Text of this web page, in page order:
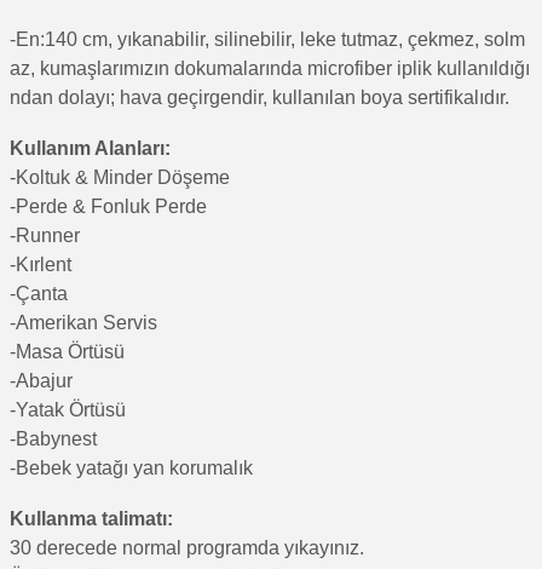
-En:140 cm, yıkanabilir, silinebilir, leke tutmaz, çekmez, solm
az, kumaşlarımızın dokumalarında microfiber iplik kullanıldığı
ndan dolayı; hava geçirgendir, kullanılan boya sertifikalıdır.
Kullanım Alanları:
-Koltuk & Minder Döşeme
-Perde & Fonluk Perde
-Runner
-Kırlent
-Çanta
-Amerikan Servis
-Masa Örtüsü
-Abajur
-Yatak Örtüsü
-Babynest
-Bebek yatağı yan korumalık
Kullanma talimatı:
30 derecede normal programda yıkayınız.